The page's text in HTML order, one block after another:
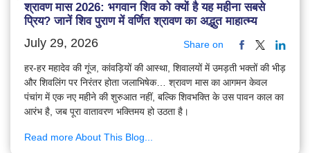
श्रावण मास 2026: भगवान शिव को क्यों है यह महीना सबसे
प्रिय? जानें शिव पुराण में वर्णित श्रावण का अद्भुत माहात्म्य
July 29, 2026 Share on
हर-हर महादेव की गूंज, कांवड़ियों की आस्था, शिवालयों में उमड़ती भक्तों की भीड़
और शिवलिंग पर निरंतर होता जलाभिषेक… श्रावण मास का आगमन केवल
पंचांग में एक नए महीने की शुरुआत नहीं, बल्कि शिवभक्ति के उस पावन काल का
आरंभ है, जब पूरा वातावरण भक्तिमय हो उठता है।
Read more About This Blog...